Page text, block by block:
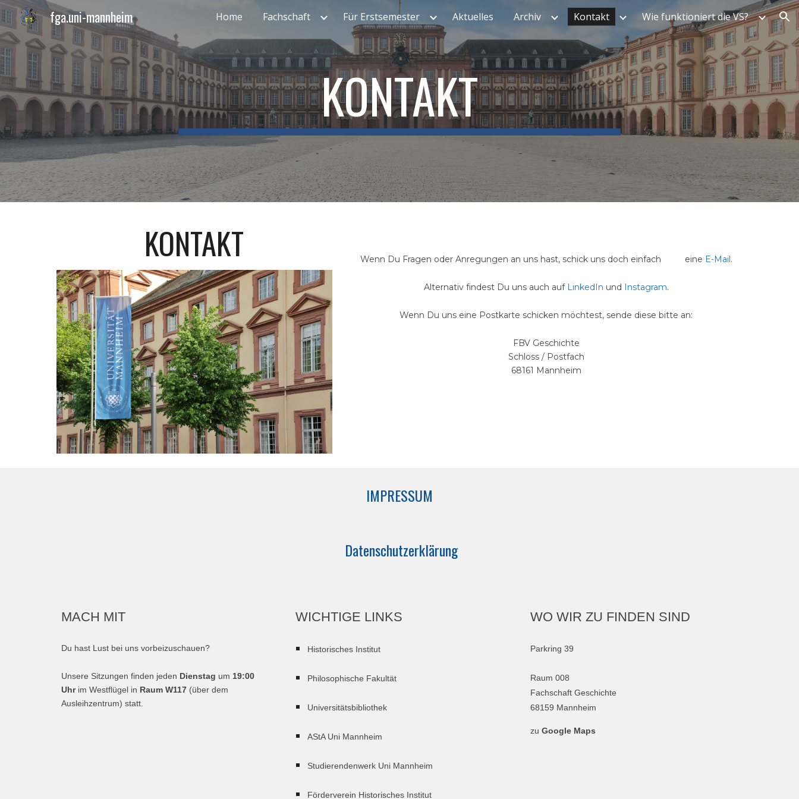
Skip to main content Skip to navigation
fga.uni-mannheim Home Fachschaft Für Erstsemester Aktuelles Archiv Kontakt Wie funktioniert die VS?
KONTAKT
KONTAKT Wenn Du Fragen oder Anregungen an uns hast, schick uns doch einfach eine E-Mail.
Alternativ findest Du uns auch auf LinkedIn und Instagram.
Wenn Du uns eine Postkarte schicken möchtest, sende diese bitte an:
FBV Geschichte
Schloss / Postfach
68161 Mannheim
IMPRESSUM
Datenschutzerklärung
MACH MIT
Du hast Lust bei uns vorbeizuschauen?
Unsere Sitzungen finden jeden Dienstag um 19:00
Uhrim Westflügel in Raum W117 (über dem
Ausleihzentrum) statt.
WICHTIGE LINKS
Historisches Institut
Philosophische Fakultät
Universitätsbibliothek
AStA Uni Mannheim
Studierendenwerk Uni Mannheim
Förderverein Historisches Institut
WO WIR ZU FINDEN SIND
Parkring 39
Raum 008
Fachschaft Geschichte
68159 Mannheim
zuGoogle Maps